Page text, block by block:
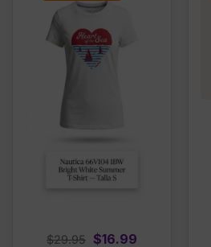
$29.95 Original
$16.99